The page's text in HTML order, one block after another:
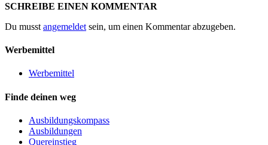
SCHREIBE EINEN KOMMENTAR
Du musst angemeldet sein, um einen Kommentar abzugeben.
Werbemittel
Werbemittel
Finde deinen weg
Ausbildungskompass
Ausbildungen
Quereinstieg